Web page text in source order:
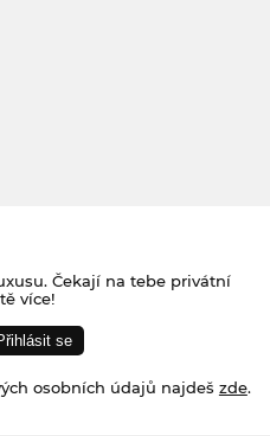
Čekají na tebe privátní
více!
osobních údajů najdeš zde.